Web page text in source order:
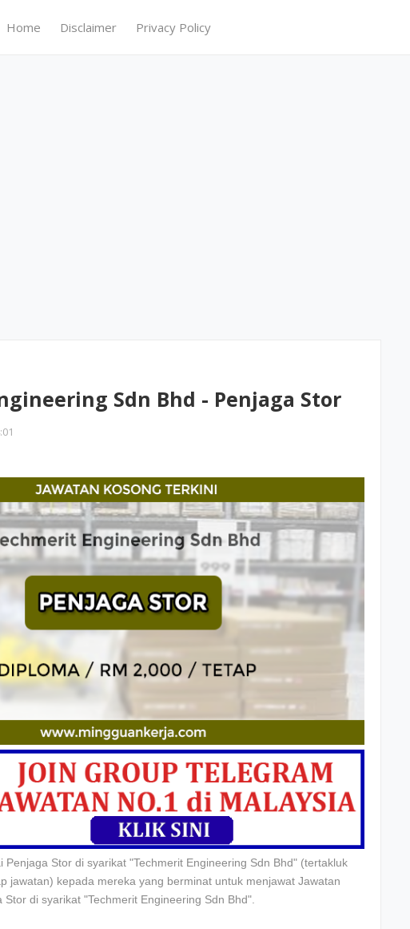
Home Disclaimer Privacy Policy
Sdn Bhd - Penjaga Stor
Penjaga Stor di syarikat "Techmerit Engineering Sdn Bhd" (tertakluk
jawatan) kepada mereka yang berminat untuk menjawat Jawatan
Stor di syarikat "Techmerit Engineering Sdn Bhd".